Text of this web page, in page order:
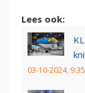
Lees ook:
03-10-2024, 9:35